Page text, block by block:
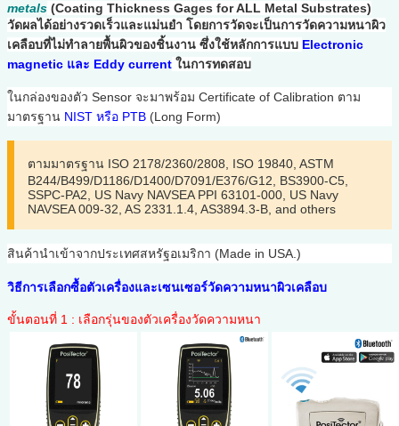
metals (Coating Thickness Gages for ALL Metal Substrates)
วัดผลได้อย่างรวดเร็วและแม่นยำ โดยการวัดจะเป็นการวัดความหนาผิว
เคลือบที่ไม่ทำลายพื้นผิวของชิ้นงาน ซึ่งใช้หลักการแบบ Electronic
magnetic และ Eddy current ในการทดสอบ
ในกล่องของตัว Sensor จะมาพร้อม Certificate of Calibration ตาม
มาตรฐาน NIST หรือ PTB (Long Form)
ตามมาตรฐาน ISO 2178/2360/2808, ISO 19840, ASTM
B244/B499/D1186/D1400/D7091/E376/G12, BS3900-C5,
SSPC-PA2, US Navy NAVSEA PPI 63101-000, US Navy
NAVSEA 009-32, AS 2331.1.4, AS3894.3-B, and others
สินค้านำเข้าจากประเทศสหรัฐอเมริกา (Made in USA.)
วิธีการเลือกซื้อตัวเครื่องและเซนเซอร์วัดความหนาผิวเคลือบ
ขั้นตอนที่ 1 : เลือกรุ่นของตัวเครื่องวัดความหนา